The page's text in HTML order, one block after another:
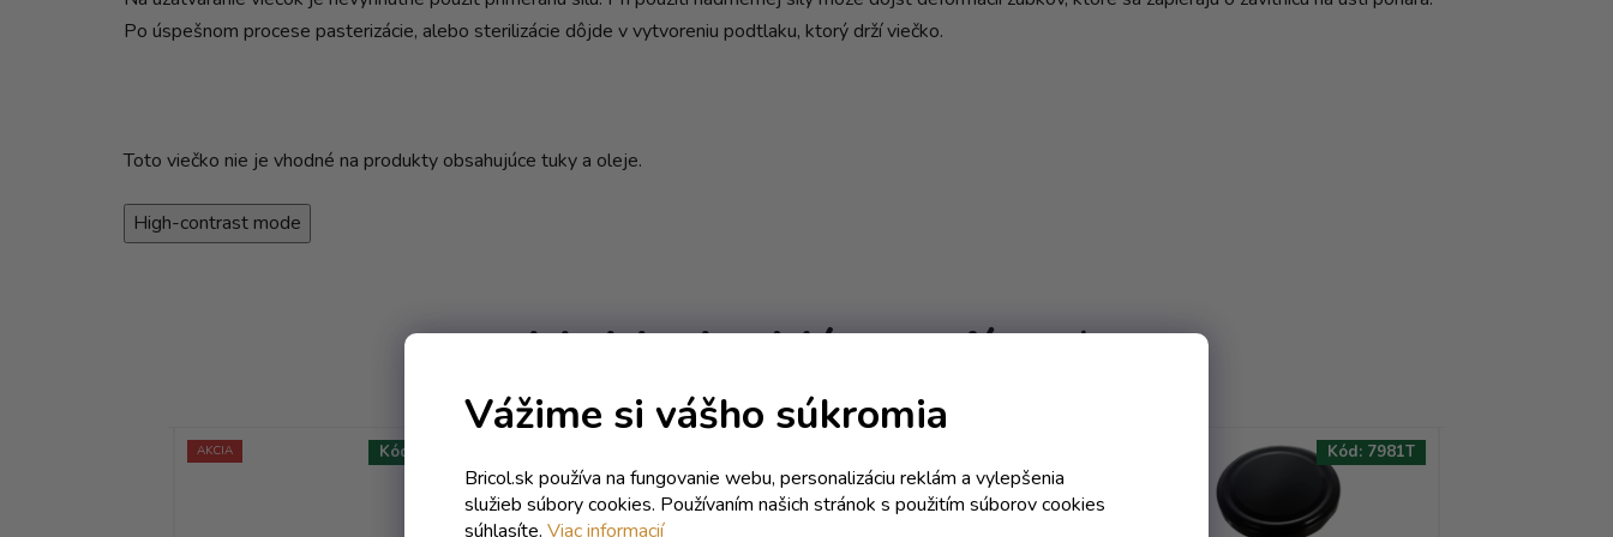
Vážime si vášho súkromia
Bricol.sk používa na fungovanie webu, personalizáciu reklám a vylepšenia
služieb súbory cookies. Používaním našich stránok s použitím súborov cookies
súhlasíte. Viac informacií
Po úspešnom procese pasterizácie, alebo sterilizácie dôjde v vytvoreniu podtlaku, ktorý drží viečko.
Toto viečko nie je vhodné na produkty obsahujúce tuky a oleje.
High-contrast mode
Mohlo by Vás zaujímať
AKCIA Kód: Kód: 7981T